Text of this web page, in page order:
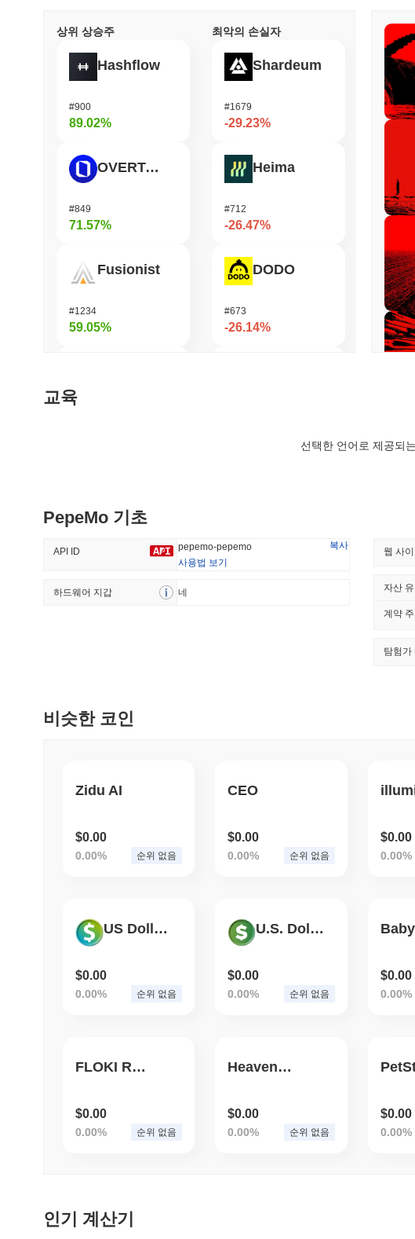
리매
고 분
받을
게
한
자,
나
젝
한 분
미디
인 분
용
같
네트
적
과 커
전
역대
지난
상위 상승주
Hashflow
#900
89.02%
OVERTAKE
#849
71.57%
Fusionist
#1234
59.05%
#398
최악의 손실자
Shardeum
#1679
-29.23%
Heima
#712
-26.47%
DODO
#673
-26.14%
트렌딩
교육
선택한 언어로 제공되
PepeMo 기초
API ID pepemo-pepemo
복사
사용법 보기
하드웨어 지갑 네
웹 사이
자산
계약
탐험가
비슷한 코인
Zidu AI
$0.00
0.00% 순위 없음
CEO
$0.00
0.00% 순위 없음
$0.00
0.00%
US Dollar | t.me/USDzDollar
$0.00
0.00% 순위 없음
U.S. Dollar | t.me/USDzDollar
$0.00
0.00% 순위 없음
$0.00
0.00%
FLOKI RUBY
$0.00
0.00% 순위 없음
HeavenPay
$0.00
0.00% 순위 없음
$0.00
0.00%
인기 계산기